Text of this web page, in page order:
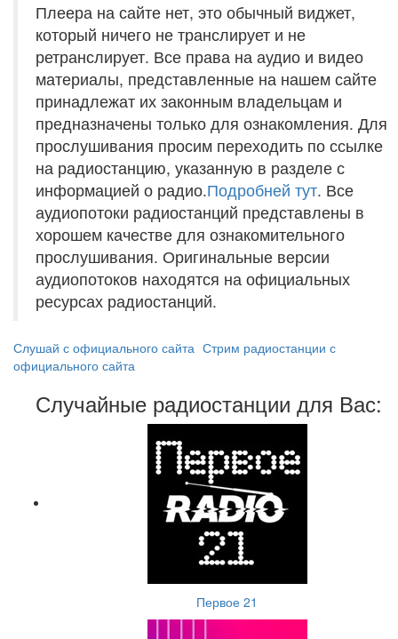
Плеера на сайте нет, это обычный виджет,
который ничего не транслирует и не
ретранслирует. Все права на аудио и видео
материалы, представленные на нашем сайте
принадлежат их законным владельцам и
предназначены только для ознакомления. Для
прослушивания просим переходить по ссылке
на радиостанцию, указанную в разделе с
информацией о радио.Подробней тут. Все
аудиопотоки радиостанций представлены в
хорошем качестве для ознакомительного
прослушивания. Оригинальные версии
аудиопотоков находятся на официальных
ресурсах радиостанций.
Слушай с официального сайта Стрим радиостанции с
официального сайта
Случайные радиостанции для Вас:
Первое 21